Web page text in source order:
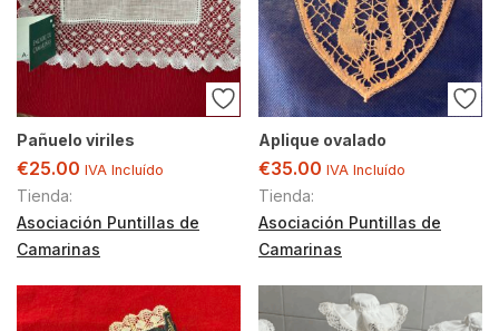
Pañuelo viriles
€25.00 IVA Incluído
Tienda:
Asociación Puntillas de
Camarinas
Aplique ovalado
€35.00 IVA Incluído
Tienda:
Asociación Puntillas de
Camarinas